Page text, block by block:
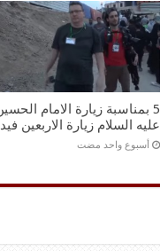
5 بمناسبة زيارة الامام
عليه السلام زيارة الاربعين
‏أسبوع واحد مضت